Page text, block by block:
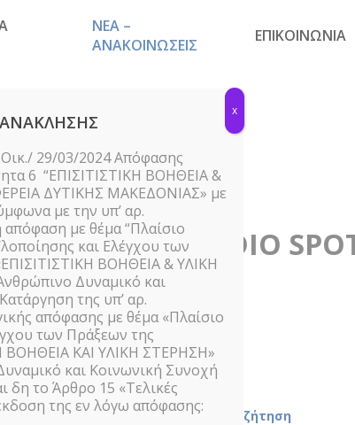
ΝΕΑ –
ΑΝΑΚΟΙΝΩΣΕΙΣ
ΕΠΙΚΟΙΝΩΝΙΑ
– ΤΕΒΑ AUDIO
2021
AUDIO SPOT_GR
Αναζήτηση
29/03/2024 Απόφασης
6 “ΕΠΙΣΙΤΙΣΤΙΚΗ ΒΟΗΘΕΙΑ &
ΔΥΤΙΚΗΣ ΜΑΚΕΔΟΝΙΑΣ» με
με την υπ’ αρ.
με θέμα “Πλαίσιο
και Ελέγχου των
ΒΟΗΘΕΙΑ & ΥΛΙΚΗ
Δυναμικό και
της υπ’ αρ.
απόφασης με θέμα «Πλαίσιο
των Πράξεων της
ΒΟΗΘΕΙΑ ΚΑΙ ΥΛΙΚΗ ΣΤΕΡΗΣΗ»
και Κοινωνική Συνοχή
δη το Άρθρο 15 «Τελικές
της εν λόγω απόφασης:
x